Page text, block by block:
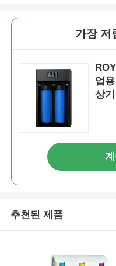
가장 저
업
상기
추천된 제품